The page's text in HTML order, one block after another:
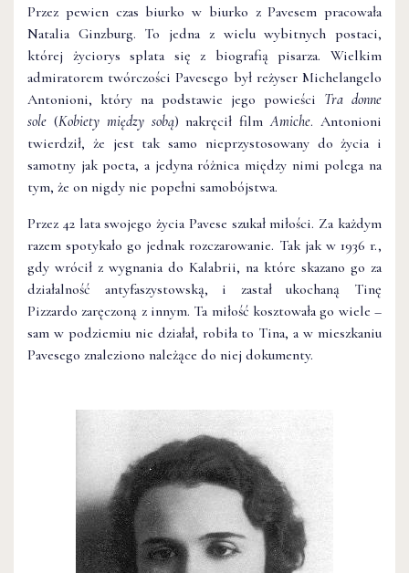
Przez pewien czas biurko w biurko z Pavesem pracowała
Natalia Ginzburg. To jedna z wielu wybitnych postaci,
której życiorys splata się z biografią pisarza. Wielkim
admiratorem twórczości Pavesego był reżyser Michelangelo
Antonioni, który na podstawie jego powieści Tra donne
sole (Kobiety między sobą) nakręcił filmAmiche. Antonioni
twierdził, że jest tak samo nieprzystosowany do życia i
samotny jak poeta, a jedyna różnica między nimi polega na
tym, że on nigdy nie popełni samobójstwa.
Przez 42 lata swojego życia Pavese szukał miłości. Za każdym
razem spotykało go jednak rozczarowanie. Tak jak w 1936 r.,
gdy wrócił z wygnania do Kalabrii, na które skazano go za
działalność antyfaszystowską, i zastał ukochaną Tinę
Pizzardo zaręczoną z innym. Ta miłość kosztowała go wiele –
sam w podziemiu nie działał, robiła to Tina, a w mieszkaniu
Pavesego znaleziono należące do niej dokumenty.